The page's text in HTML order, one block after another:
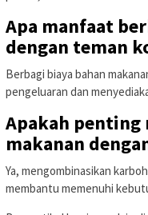
Apa manfaat
dengan teman
Berbagi biaya bahan
pengeluaran dan
Apakah penting
makanan
Ya, mengombinasikan
membantu memenuhi